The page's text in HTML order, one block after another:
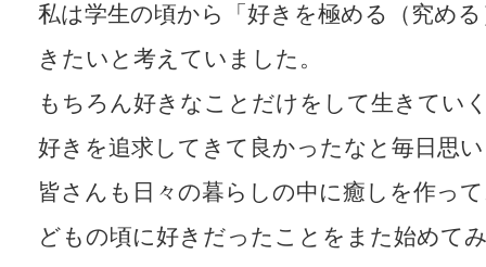
私は学生の頃から「好きを極める（究め
きたいと考えていました。
もちろん好きなことだけをして生きてい
好きを追求してきて良かったなと毎日思
皆さんも日々の暮らしの中に癒しを作っ
どもの頃に好きだったことをまた始めて